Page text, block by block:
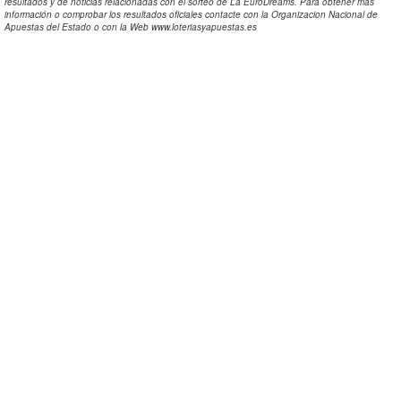
información o comprobar los resultados oficiales contacte con la Organizacion Nacional de
Apuestas del Estado o con la Web www.loteriasyapuestas.es